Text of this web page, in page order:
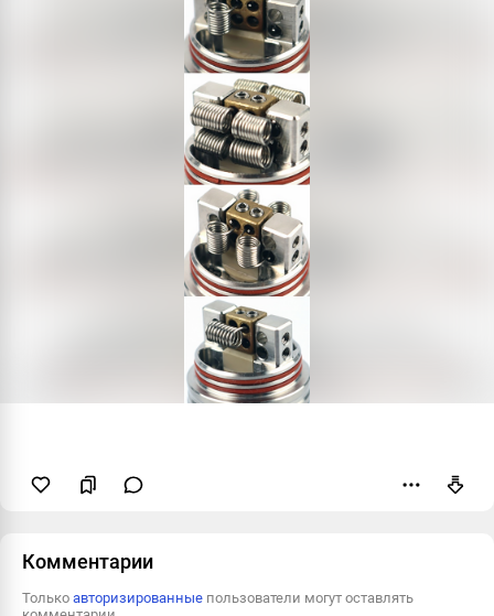
Комментарии
Только авторизированные пользователи могут оставлять